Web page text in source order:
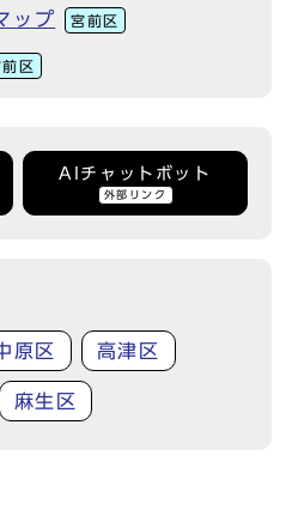
ップ 宮前区
前区
AIチャットボット
外部リンク
原区 高津区
麻生区